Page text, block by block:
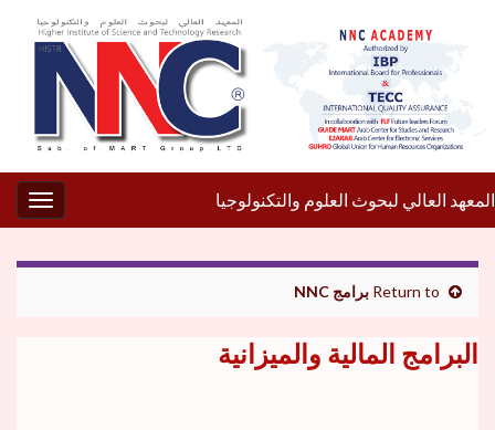
المعهد العالي لبحوث العلوم والتكنولوجيا
برامج NNC
البرامج المالية والميزانية